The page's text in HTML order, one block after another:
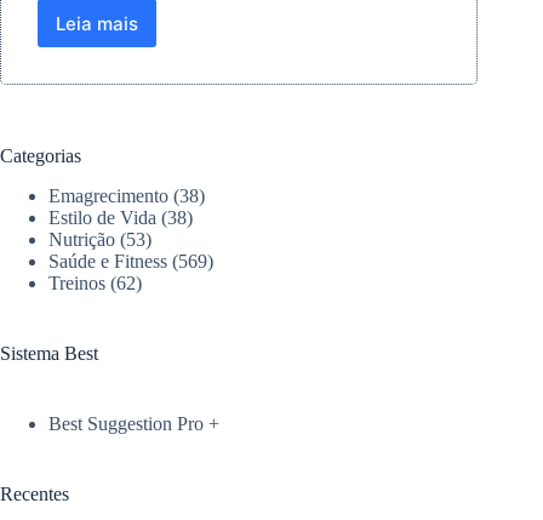
Leia maisConstruindo
mais
Categorias
Emagrecimento (38)
Estilo de Vida (38)
Nutrição (53)
Saúde e Fitness (569)
Treinos (62)
Sistema Best
Best Suggestion Pro +
Recentes